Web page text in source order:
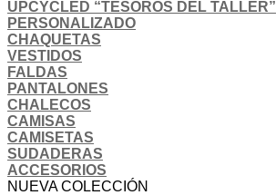
UPCYCLED “TESOROS DEL TALLER”
PERSONALIZADO
CHAQUETAS
VESTIDOS
FALDAS
PANTALONES
CHALECOS
CAMISAS
CAMISETAS
SUDADERAS
ACCESORIOS
NUEVA COLECCIÓN